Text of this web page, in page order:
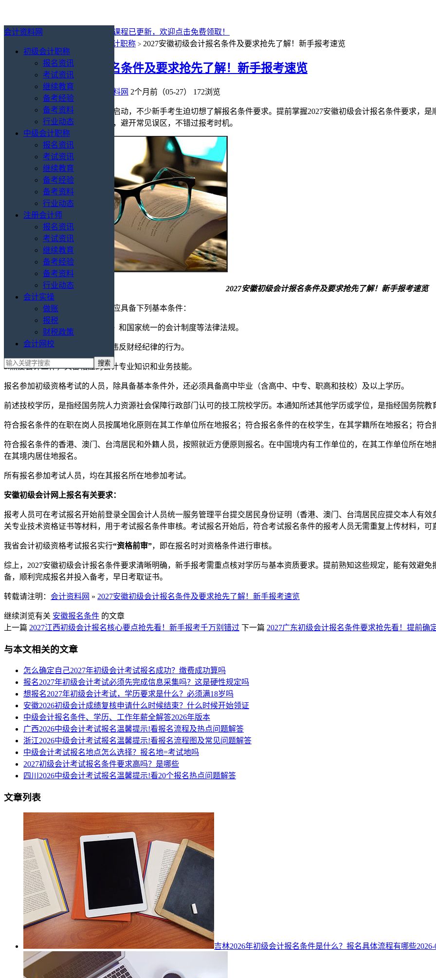
会计资料网
初级会计职称
报名资讯
考试资讯
继续教育
备考经验
备考资料
行业动态
中级会计职称
报名资讯
考试资讯
继续教育
备考经验
备考资料
行业动态
注册会计师
报名资讯
考试资讯
继续教育
备考经验
备考资料
行业动态
会计实操
做账
报税
财税政策
会计网校
最新消息：
2027年初级会计免费课程已更新，欢迎点击免费领取！
初级会计职称 > 2027安徽初级会计报名条件及要求抢先了解！新手报考速览
2027安徽初级会计报名条件及要求抢先了解！新手报考速览
初级会计职称/报名资讯 会计资料网 2个月前（05-27） 172浏览
2027年安徽初级会计考试备考已启动，不少新手考生迫切想了解报名条件要求。提前掌握2027安徽初级会计报名条件要求，
心要点，帮助新手报考提前规划，避开常见误区，不错过报考时机。
2027安徽初级会计报名条件及要求抢先了解！新手报考速览
报名参加会计资格考试的人员，应具备下列基本条件：
1.遵守《中华人民共和国会计法》和国家统一的会计制度等法律法规。
2.具备良好的职业道德，无严重违反财经纪律的行为。
3.热爱会计工作，具备相应的会计专业知识和业务技能。
报名参加初级资格考试的人员，除具备基本条件外，还必须具备高中毕业（含高中、中专、职高和技校）及以上学历。
前述技校学历，是指经国务院人力资源社会保障行政部门认可的技工院校学历。本通知所述其他学历或学位，是指经国务院教
符合报名条件的在职在岗人员按属地化原则在其工作单位所在地报名；符合报名条件的在校学生，在其学籍所在地报名；符
符合报名条件的香港、澳门、台湾居民和外籍人员，按照就近方便原则报名。在中国境内有工作单位的，在其工作单位所在
在其境内居住地报名。
所有报名参加考试人员，均在其报名所在地参加考试。
安徽初级会计网上报名有关要求：
报考人员可在考试报名开始前登录全国会计人员统一服务管理平台提交居民身份证明（香港、澳门、台湾居民应提交本人有
关专业技术资格证书等材料，用于考试报名条件审核。考试报名开始后，符合考试报名条件的报考人员无需重复上传材料，可
我省会计初级资格考试报名实行“资格前审”，即在报名时对资格条件进行审核。
综上，2027安徽初级会计报名条件要求清晰明确，新手报考需重点核对学历与基本资质要求。提前熟知这些规定，能有效避
备，顺利完成报名并投入备考，早日考取证书。
转载请注明： 会计资料网 » 2027安徽初级会计报名条件及要求抢先了解！新手报考速览
继续浏览有关 安徽报名条件 的文章
上一篇 2027江西初级会计报名核心要点抢先看！新手报考千万别错过 下一篇 2027广东初级会计报名条件要求抢先看！提前确
与本文相关的文章
怎么确定自己2027年初级会计考试报名成功？缴费成功算吗
报名2027年初级会计考试必须先完成信息采集吗？这是硬性规定吗
想报名2027年初级会计考试，学历要求是什么？必须满18岁吗
安徽2026初级会计成绩复核申请什么时候结束？什么时候开始领证
中级会计报名条件、学历、工作年薪全解答2026年版本
广西2026中级会计考试报名温馨提示!看报名流程及热点问题解答
浙江2026中级会计考试报名温馨提示!看报名流程图及常见问题解答
中级会计考试报名地点怎么选择？报名地=考试地吗
2027初级会计考试报名条件要求高吗？是哪些
四川2026中级会计考试报名温馨提示!看20个报名热点问题解答
文章列表
吉林2026年初级会计报名条件是什么？报名具体流程有哪些